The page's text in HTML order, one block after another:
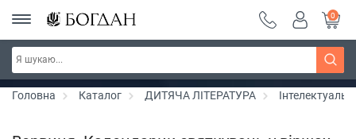
РОЗПРОДАЖ ~ 150 грн ~ 200 грн ~ 250 грн ~
300 грн ~ РОЗПРОДАЖ
Дізнатись більше
0
Головна Каталог ДИТЯЧА ЛІТЕРАТУРА